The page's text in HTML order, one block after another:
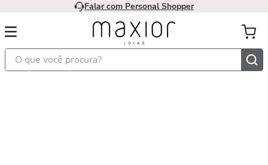
Falar com Personal Shopper
O que você procura?